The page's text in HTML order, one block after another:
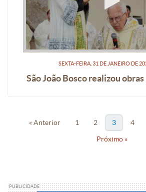
SEXTA-FEIRA, 31 DEJANEIRODE
São João Bosco realizou
« Anterior 1 2 3 4
Próximo »
PUBLICIDADE